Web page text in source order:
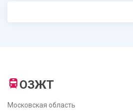
ОЗЖТ
Московская область